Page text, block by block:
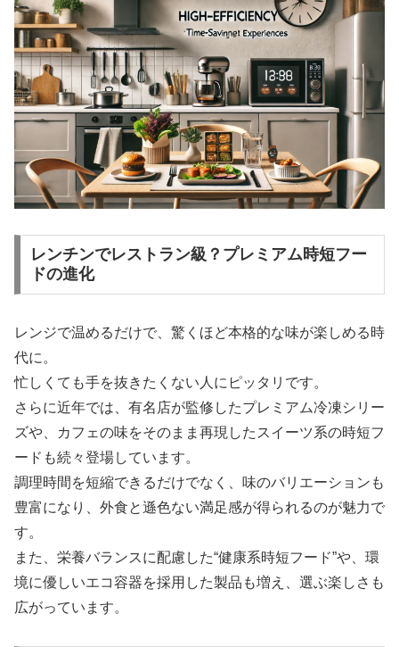
レンチンでレストラン級？プレミアム時短フー
ドの進化
レンジで温めるだけで、驚くほど本格的な味が楽しめる時
代に。
忙しくても手を抜きたくない人にピッタリです。
さらに近年では、有名店が監修したプレミアム冷凍シリー
ズや、カフェの味をそのまま再現したスイーツ系の時短フ
ードも続々登場しています。
調理時間を短縮できるだけでなく、味のバリエーションも
豊富になり、外食と遜色ない満足感が得られるのが魅力で
す。
また、栄養バランスに配慮した“健康系時短フード”や、環
境に優しいエコ容器を採用した製品も増え、選ぶ楽しさも
広がっています。